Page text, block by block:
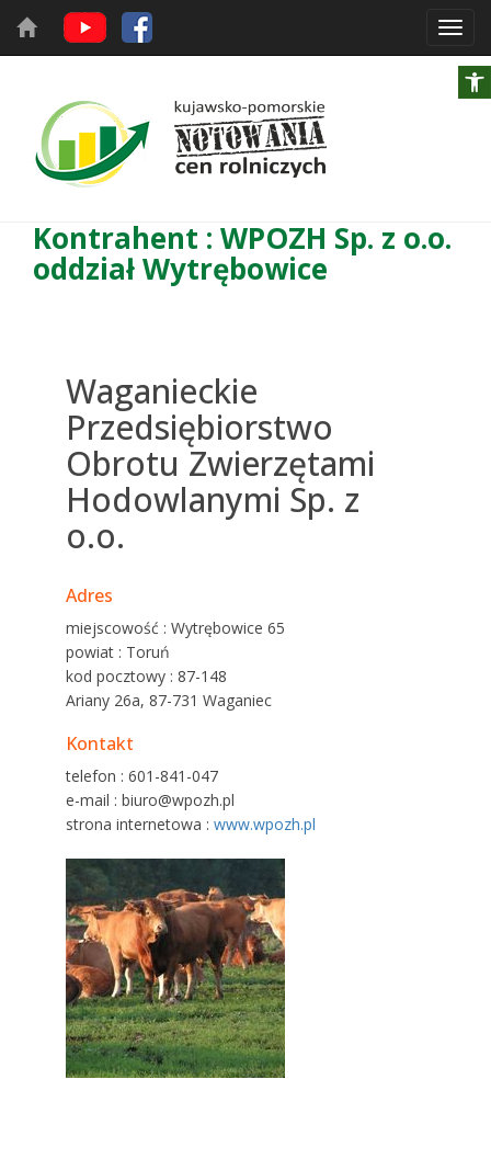
Kontrahent : WPOZH Sp. z o.o.
oddział Wytrębowice
Waganieckie
Przedsiębiorstwo
Obrotu Zwierzętami
Hodowlanymi Sp. z
o.o.
Adres
miejscowość : Wytrębowice 65
powiat : Toruń
kod pocztowy : 87-148
Ariany 26a, 87-731 Waganiec
Kontakt
telefon : 601-841-047
e-mail : biuro@wpozh.pl
strona internetowa : www.wpozh.pl